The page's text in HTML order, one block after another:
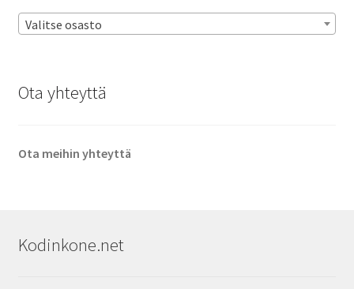
Valitse osasto
Ota yhteyttä
Ota meihin yhteyttä
Kodinkone.net